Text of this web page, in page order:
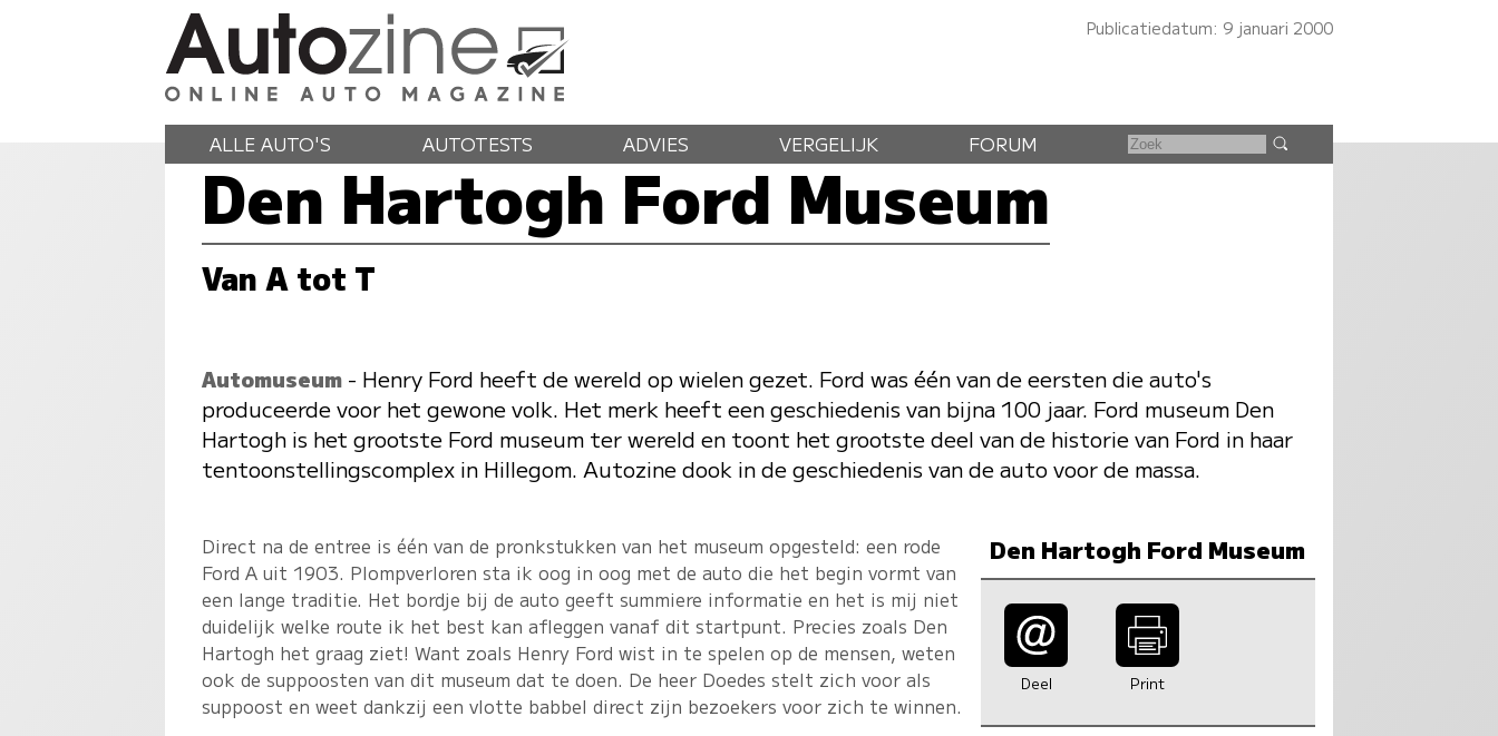
Publicatiedatum: 9 januari 2000
ALLE AUTO'S AUTOTESTS ADVIES VERGELIJK FORUM
Den Hartogh Ford Museum
Van A tot T
Automuseum - Henry Ford heeft de wereld op wielen gezet. Ford was één van de eersten die auto's
produceerde voor het gewone volk. Het merk heeft een geschiedenis van bijna 100 jaar. Ford museum Den
Hartogh is het grootste Ford museum ter wereld en toont het grootste deel van de historie van Ford in haar
tentoonstellingscomplex in Hillegom. Autozine dook in de geschiedenis van de auto voor de massa.
Direct na de entree is één van de pronkstukken van het museum opgesteld: een rode
Ford A uit 1903. Plompverloren sta ik oog in oog met de auto die het begin vormt van
een lange traditie. Het bordje bij de auto geeft summiere informatie en het is mij niet
duidelijk welke route ik het best kan afleggen vanaf dit startpunt. Precies zoals Den
Hartogh het graag ziet! Want zoals Henry Ford wist in te spelen op de mensen, weten
ook de suppoosten van dit museum dat te doen. De heer Doedes stelt zich voor als
suppoost en weet dankzij een vlotte babbel direct zijn bezoekers voor zich te winnen.
Den Hartogh Ford Museum
Deel Print